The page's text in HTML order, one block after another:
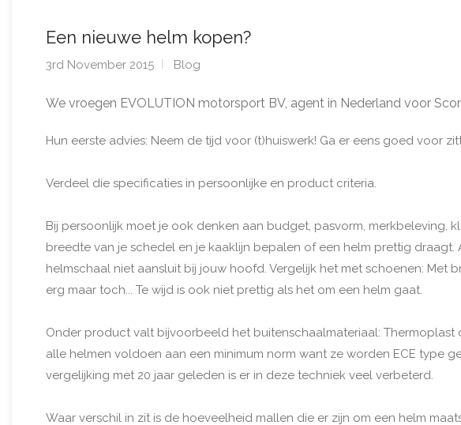
Een nieuwe helm kopen?
3rd November 2015 Blog
We vroegen EVOLUTION motorsport BV, agent in Nederland voor
Hun eerste advies: Neem de tijd voor (t)huiswerk! Ga er eens goed voor
Verdeel die specificaties in persoonlijke en product criteria.
Bij persoonlijk moet je ook denken aan budget, pasvorm, merkbeleving,
breedte van je schedel en je kaaklijn bepalen of een helm prettig
helmschaal niet aansluit bij jouw hoofd. Vergelijk het met schoenen:
erg maar toch... Te wijd is ook niet prettig als het om een helm gaat.
Onder product valt bijvoorbeeld het buitenschaalmateriaal:
alle helmen voldoen aan een minimum norm want ze worden ECE type
vergelijking met 20 jaar geleden is er in deze techniek veel verbeterd.
Waar verschil in zit is de hoeveelheid mallen die er zijn om een helm